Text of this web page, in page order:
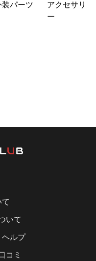
装パーツ
アクセサリ
ー
いて
ヘルプ
コミ